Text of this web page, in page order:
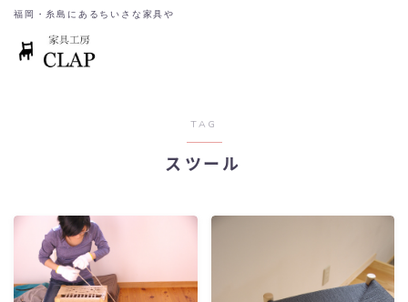
福岡・糸島にあるちいさな家具や
TAG
スツール